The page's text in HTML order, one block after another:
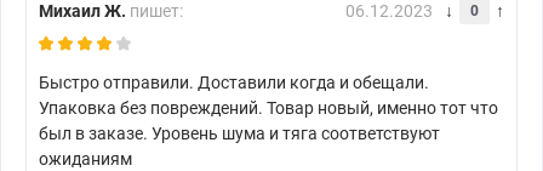
Михаил Ж. пишет: 06.12.2023 0
Быстро отправили. Доставили когда и обещали.
Упаковка без повреждений. Товар новый, именно тот что
был в заказе. Уровень шума и тяга соответствуют
ожиданиям